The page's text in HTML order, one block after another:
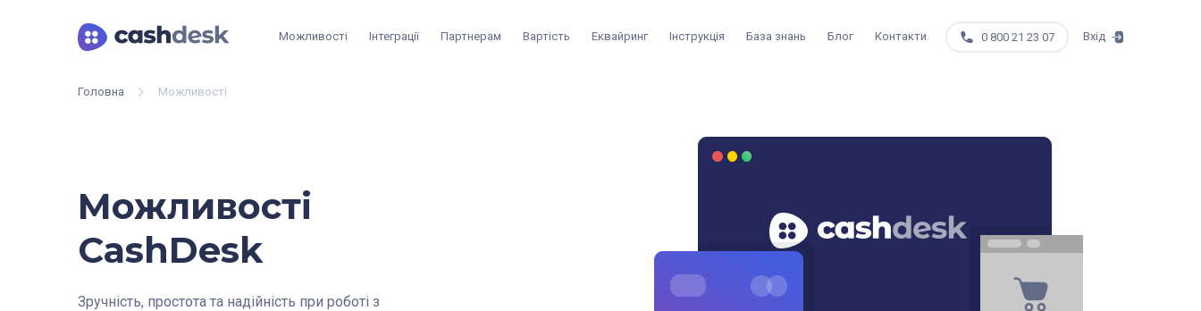
Можливості Інтеграції Партнерам Вартість Еквайринг Інструкція База знань Блог Контакти 0 800 21 23 07 Вхід
Головна Можливості
Можливості
CashDesk
Зручність, простота та надійність при роботі з